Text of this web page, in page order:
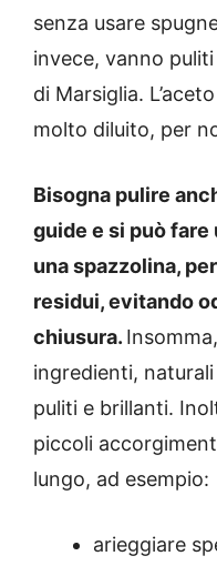
senza usare
invece, vanno
di Marsiglia.
molto diluito, per
Bisogna pulire
guide e si può fare
una spazzolina,
residui, evitando
chiusura.
ingredienti,
puliti e brillanti.
piccoli
lungo, ad esempio:
arieggiare